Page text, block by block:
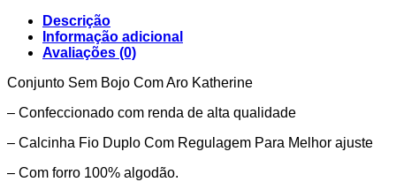
Descrição
Informação adicional
Avaliações (0)
Conjunto Sem Bojo Com Aro Katherine
– Confeccionado com renda de alta qualidade
– Calcinha Fio Duplo Com Regulagem Para Melhor ajuste
– Com forro 100% algodão.